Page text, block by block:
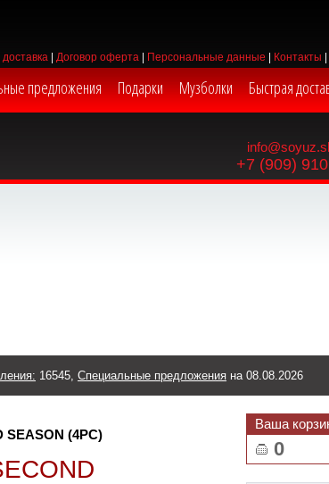
Договор оферта Персональные данные Контакты
предложения Подарки Музболки Быстрая
+7 (909)
16545, Специальные предложения на 08.08.2026
SEASON (4PC)
Ваша
0